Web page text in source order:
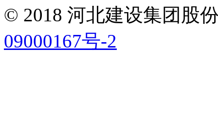
© 2018 河北建设集团股
09000167号-2